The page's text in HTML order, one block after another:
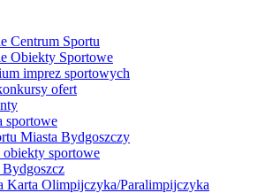
Centrum Sportu
Obiekty Sportowe
imprez sportowych
ofert
sportowe
Miasta Bydgoszczy
obiekty sportowe
Karta Olimpijczyka/Paralimpijczyka